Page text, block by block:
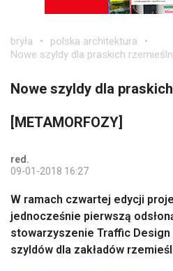
bryła
polska architektura
Nowe szyldy dla praskich
Nowe szyldy dla
[METAMORFOZY]
red.
09-01-2018 16:27
W ramach czwartej edycji
jednocześnie pierwszą
stowarzyszenie Traffic Design
szyldów dla zakładów